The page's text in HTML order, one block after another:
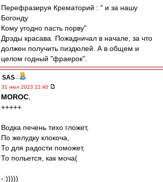
Перефразируя Крематорий : " и за нашу
Богонду
Кому угодно пасть порву"
Дрэды красава. Пожадничал в начале, за что
должен получить пиздюлей. А в общем и
целом годный "фраерок".
SAS -
31 июл 2023 22:40
MOROC
+++++
Водка печень тихо гложет,
По желудку клокоча,
То для радости поможет,
То польется, как моча(
-:)))))